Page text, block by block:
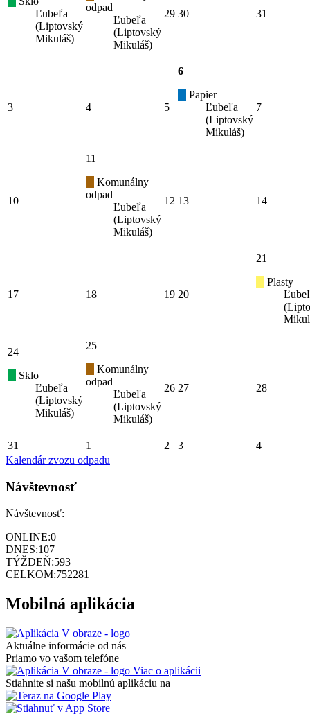
Ľubeľa
(Liptovský
Mikuláš)
odpad
Ľubeľa
(Liptovský
Mikuláš)
29 30 31
3 4 5
6
Papier
Ľubeľa
(Liptovský
Mikuláš)
7
10
11
Komunálny
odpad
Ľubeľa
(Liptovský
Mikuláš)
12 13 14
17 18 19 20
21
Plasty
24
Sklo
Ľubeľa
(Liptovský
Mikuláš)
25
Komunálny
odpad
Ľubeľa
(Liptovský
Mikuláš)
26 27 28
31 1 2 3
4
Kalendár zvozu odpadu
Návštevnosť
Návštevnosť:
ONLINE:0
DNES:107
TÝŽDEŇ:593
CELKOM:752281
Mobilná aplikácia
Aktuálne informácie od nás
Priamo vo vašom telefóne
Viac o aplikácii
Stiahnite si našu mobilnú aplikáciu na